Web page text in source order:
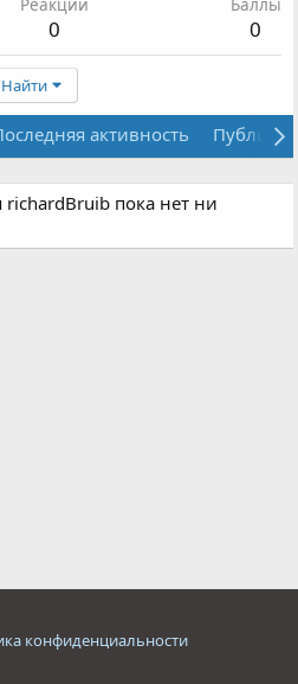
0 0
Найти
активность
пока нет ни
конфиденциальности